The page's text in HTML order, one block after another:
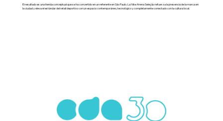
El resultado es una tienda conceptual que se ha convertido en un referente en São Paulo. La Nike Arena Seleção refuerza la presencia de la marca en
la ciudad y eleva el estándar del retail deportivo con un espacio contemporáneo, tecnológico y completamente conectado con la cultura local.